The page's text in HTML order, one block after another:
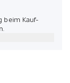
beim Kauf-